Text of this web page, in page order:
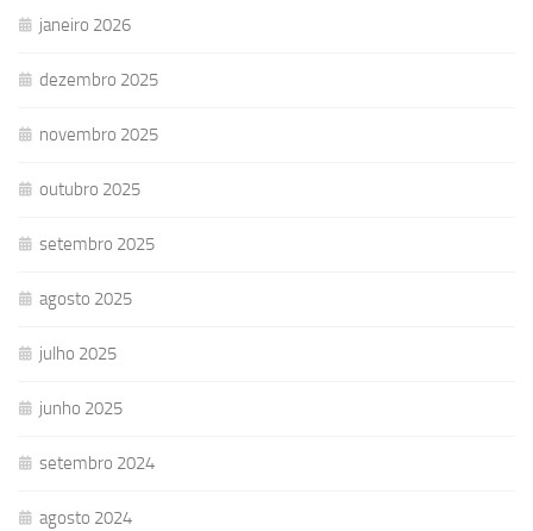
janeiro 2026
dezembro 2025
novembro 2025
outubro 2025
setembro 2025
agosto 2025
julho 2025
junho 2025
setembro 2024
agosto 2024